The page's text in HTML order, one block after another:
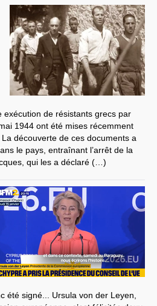
exécution de résistants grecs par
1944 ont été mises récemment
découverte de ces documents a
le pays, entraînant l’arrêt de la
qui les a déclaré (…)
été signé... Ursula von der Leyen,